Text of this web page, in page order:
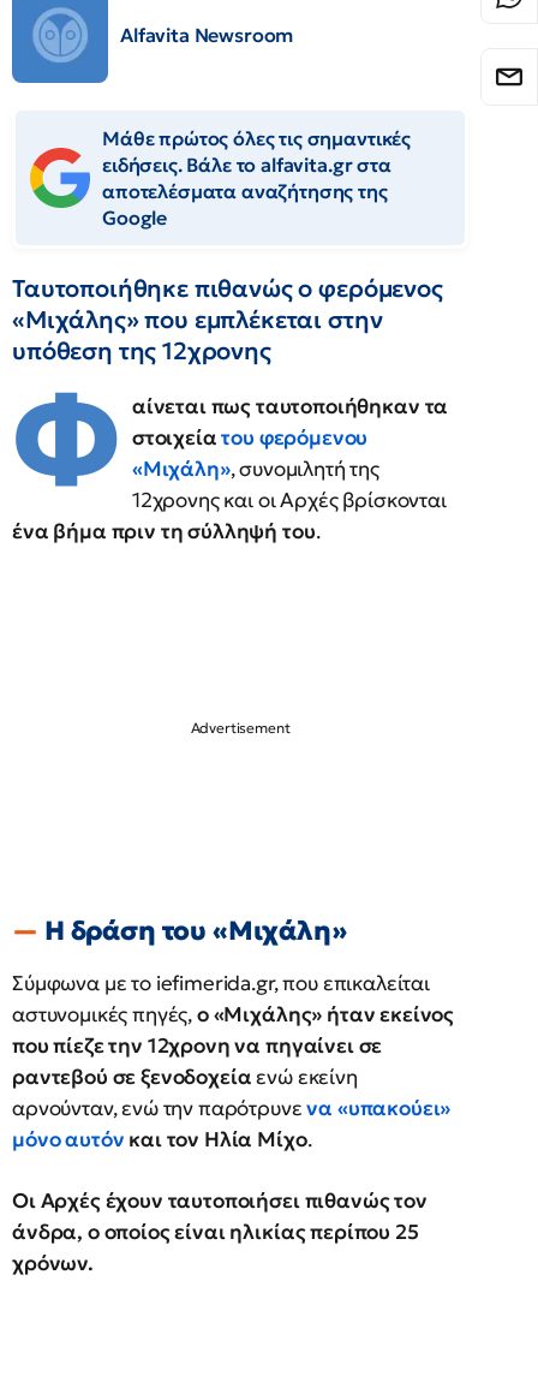
Alfavita Newsroom
Μάθε πρώτος όλες τις σημαντικές
ειδήσεις. Βάλε το alfavita.gr στα
αποτελέσματα αναζήτησης της
Google
Ταυτοποιήθηκε πιθανώς ο φερόμενος
«Μιχάλης» που εμπλέκεται στην
υπόθεση της 12χρονης
Φ αίνεται πως ταυτοποιήθηκαν τα
στοιχείατου φερόμενου
«Μιχάλη», συνομιλητή της
12χρονης και οι Αρχές βρίσκονται
ένα βήμα πριν τη σύλληψή του.
Η δράση του «Μιχάλη»
Σύμφωνα με το iefimerida.gr, που επικαλείται
αστυνομικές πηγές,ο «Μιχάλης» ήταν εκείνος
που πίεζε την 12χρονη να πηγαίνει σε
ραντεβού σε ξενοδοχείαενώ εκείνη
αρνούνταν, ενώ την παρότρυνενα «υπακούει»
μόνο αυτόν και τον Ηλία Μίχο.
Οι Αρχές έχουν ταυτοποιήσει πιθανώς τον
άνδρα, ο οποίος είναι ηλικίας περίπου 25
χρόνων.